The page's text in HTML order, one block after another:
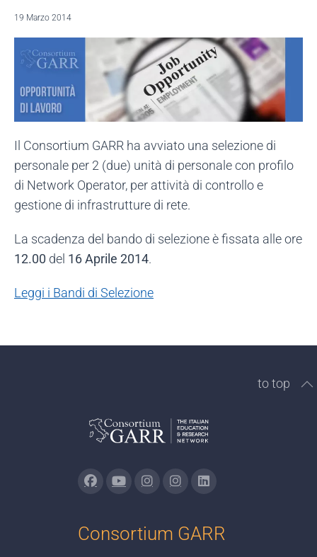
19 Marzo 2014
Il Consortium GARR ha avviato una selezione di
personale per 2 (due) unità di personale con profilo
di Network Operator, per attività di controllo e
gestione di infrastrutture di rete.
La scadenza del bando di selezione è fissata alle ore
12.00 del 16 Aprile 2014.
Leggi i Bandi di Selezione
to top
Consortium GARR